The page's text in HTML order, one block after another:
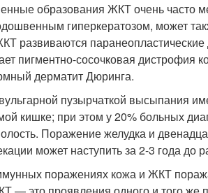
образования ЖКТ очень часто
гиперкератозом, может
развиваются
пигментно-сосочковая дистрофия
дерматит Дюринга.
пузырчаткой высыпания
кишке; при этом у 20% больных
Поражение желудка и
может наступить за 2-3 года до
поражениях кожа и ЖКТ